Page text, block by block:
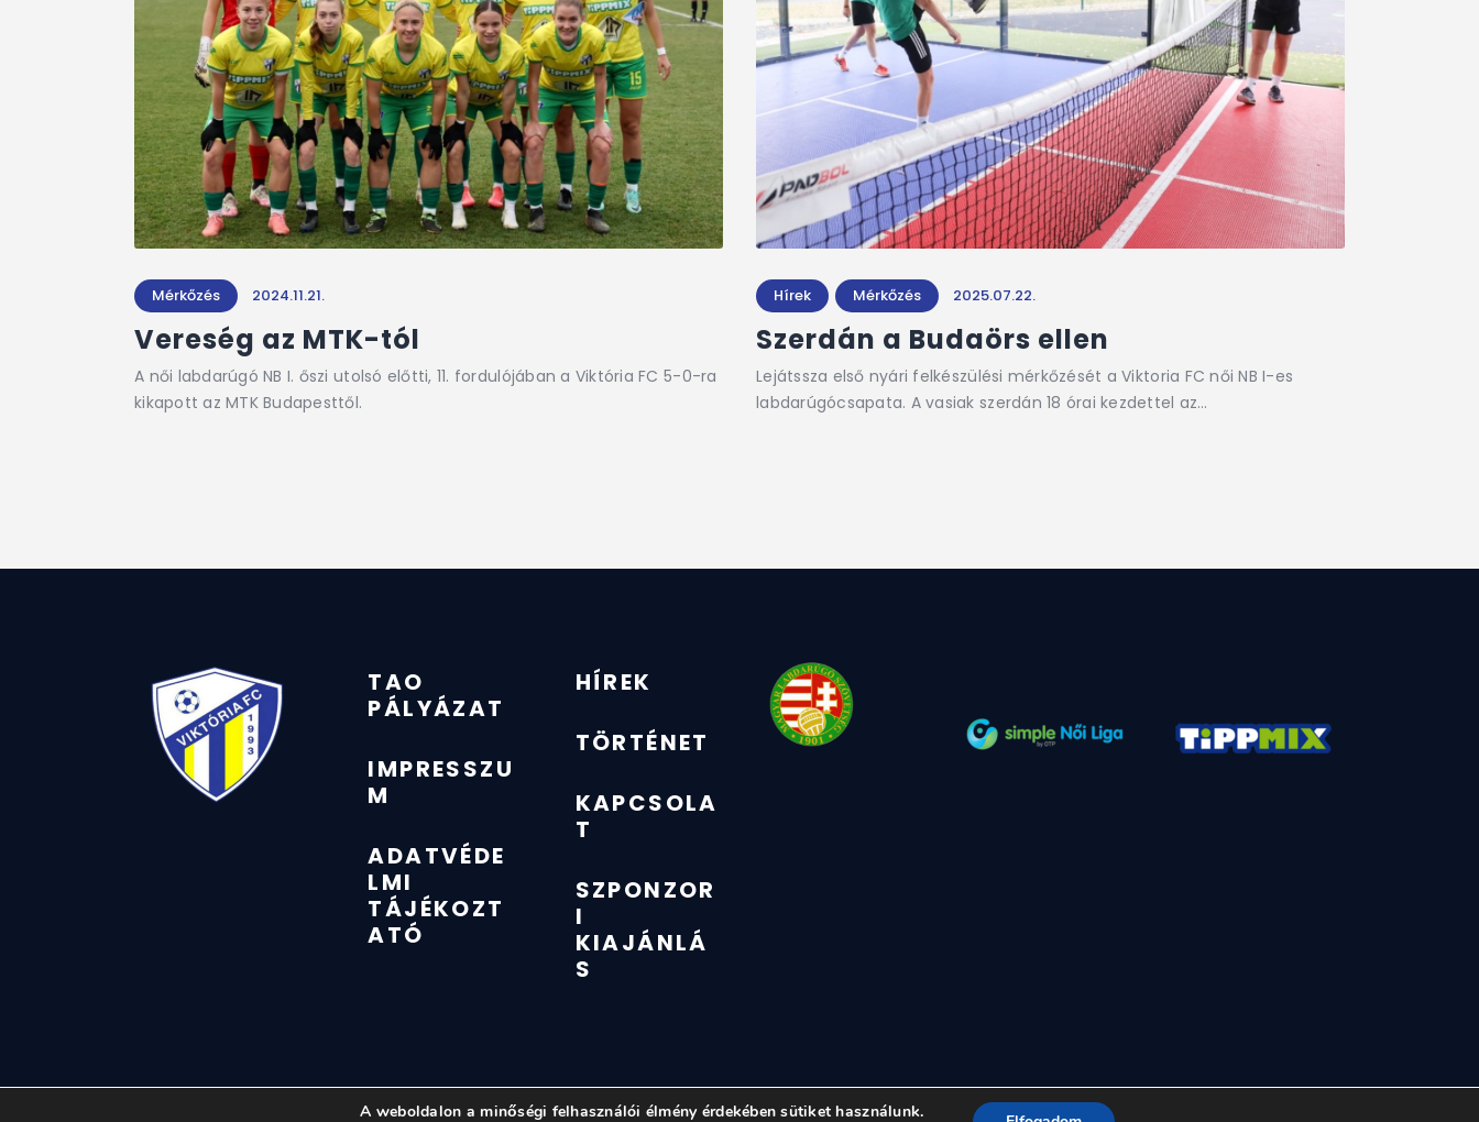
Mérkőzés 2024.11.21.
Vereség az MTK-tól
A női labdarúgó NB I. őszi utolsó előtti, 11. fordulójában a Viktória FC 5-0-ra
kikapott az MTK Budapesttől.
Hírek Mérkőzés 2025.07.22.
Szerdán a Budaörs ellen
Lejátssza első nyári felkészülési mérkőzését a Viktoria FC női NB I-es
labdarúgócsapata. A vasiak szerdán 18 órai kezdettel az…
TAO
PÁLYÁZAT
IMPRESSZU
M
ADATVÉDE
LMI
TÁJÉKOZT
ATÓ
HÍREK
TÖRTÉNET
KAPCSOLA
T
SZPONZOR
I
KIAJÁNLÁ
S
© Minden jog fenntartva 2025.
A weboldalon a minőségi felhasználói élmény érdekében sütiket használunk.